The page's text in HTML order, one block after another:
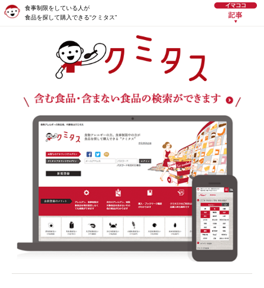
食事制限をしている人が
食品を探して購入できる“クミタス”